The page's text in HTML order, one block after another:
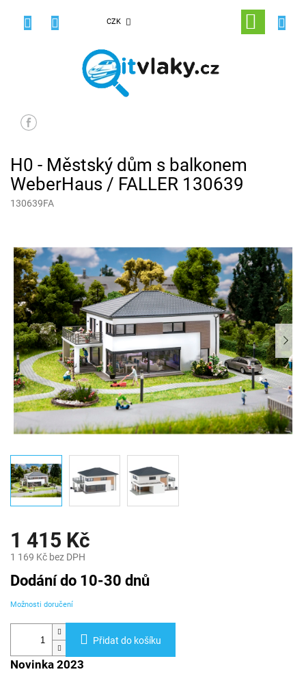
CZK
NÁKUPNÍ
KOŠÍK
H0 - Městský dům s balkonem
WeberHaus / FALLER 130639
130639FA
1 415 Kč
1 169 Kč bez DPH
Měrná
cena:
Dodání do 10-30 dnů
Možnosti doručení
Přidat do košíku
Novinka 2023